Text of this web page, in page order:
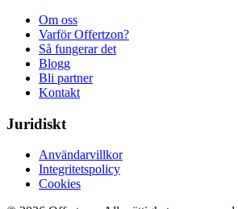
Om oss
Varför Offertzon?
Så fungerar det
Blogg
Bli partner
Kontakt
Juridiskt
Användarvillkor
Integritetspolicy
Cookies